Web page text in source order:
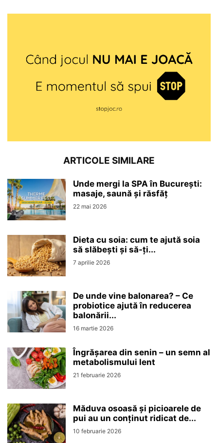
ARTICOLE SIMILARE
Unde mergi la SPA în București:
masaje, saună și răsfăț
22 mai 2026
Dieta cu soia: cum te ajută soia
să slăbești și să-ți...
7 aprilie 2026
De unde vine balonarea? – Ce
probiotice ajută în reducerea
balonării...
16 martie 2026
Îngrășarea din senin – un semn al
metabolismului lent
21 februarie 2026
Măduva osoasă și picioarele de
pui au un conținut ridicat de...
10 februarie 2026